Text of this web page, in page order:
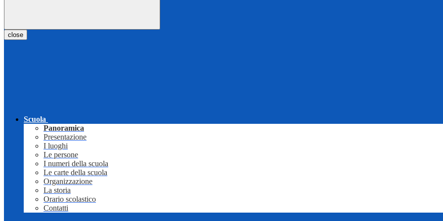
close
Scuola
Panoramica
Presentazione
I luoghi
Le persone
I numeri della scuola
Le carte della scuola
Organizzazione
La storia
Orario scolastico
Contatti